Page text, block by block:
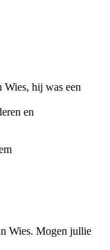
Wies, hij was een
en
Wies. Mogen jullie